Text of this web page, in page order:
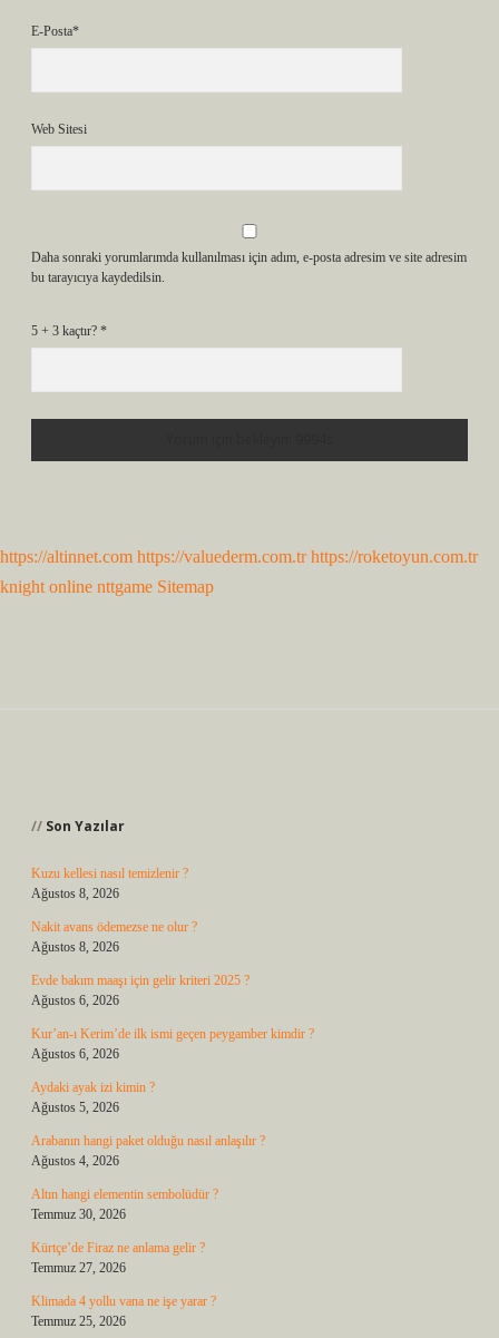
E-Posta*
Web Sitesi
Daha sonraki yorumlarımda kullanılması için adım, e-posta adresim ve site adresim
bu tarayıcıya kaydedilsin.
5 + 3 kaçtır? *
https://altinnet.com https://valuederm.com.tr https://roketoyun.com.tr
knight online nttgame Sitemap
Son Yazılar
Kuzu kellesi nasıl temizlenir ?
Ağustos 8, 2026
Nakit avans ödemezse ne olur ?
Ağustos 8, 2026
Evde bakım maaşı için gelir kriteri 2025 ?
Ağustos 6, 2026
Kur’an-ı Kerim’de ilk ismi geçen peygamber kimdir ?
Ağustos 6, 2026
Aydaki ayak izi kimin ?
Ağustos 5, 2026
Arabanın hangi paket olduğu nasıl anlaşılır ?
Ağustos 4, 2026
Altın hangi elementin sembolüdür ?
Temmuz 30, 2026
Kürtçe’de Firaz ne anlama gelir ?
Temmuz 27, 2026
Klimada 4 yollu vana ne işe yarar ?
Temmuz 25, 2026